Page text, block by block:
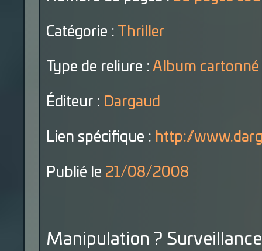
Catégorie : Thriller
Type de reliure : Album cartonné
Éditeur : Dargaud
Lien spécifique : http://
Publié le 21/08/2008
Manipulation ?